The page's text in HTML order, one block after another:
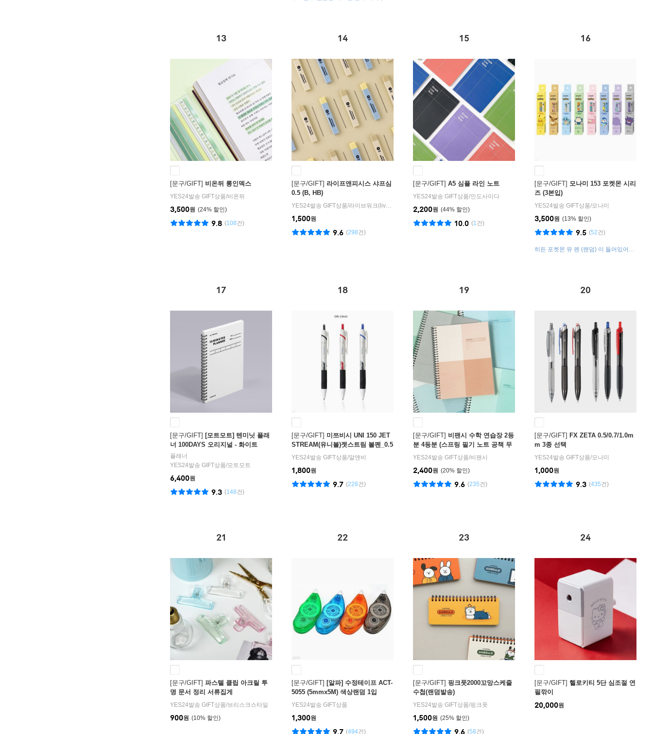
13
[문구/GIFT] 비온뒤 롱인덱스
YES24발송 GIFT상품/비온뒤
24%
3,500원
(108건)
9.8
14
[문구/GIFT] 라이프앤피시스 샤프심
0.5 (B, HB)
YES24발송 GIFT상품/라이브워크(livework)
1,500원
(298건)
9.6
15
[문구/GIFT] A5 심플 라인 노트
YES24발송 GIFT상품/인도사이다
44%
2,200원
(1건)
10.0
16
[문구/GIFT] 모나미 153 포켓몬 시리
즈 (3본입)
YES24발송 GIFT상품/모나미
13%
3,500원
(52건)
9.5
히든 포켓몬 뮤 펜 (랜덤) 이 들어있어요!
17
[문구/GIFT] [모트모트] 텐미닛 플래
너 100DAYS 오리지널 - 화이트
플래너
YES24발송 GIFT상품/모트모트
6,400원
(148건)
9.3
18
[문구/GIFT] 미쯔비시 UNI 150 JET
STREAM(유니볼)젯스트림 볼펜_0.5
mm_블랙
YES24발송 GIFT상품/알앤비
1,800원
(228건)
9.7
19
[문구/GIFT] 비팬시 수학 연습장 2등
분 4등분 (스프링 필기 노트 공책 무
지 오답)
YES24발송 GIFT상품/비팬시
20%
2,400원
(235건)
9.6
20
[문구/GIFT] FX ZETA 0.5/0.7/1.0m
m 3종 선택
YES24발송 GIFT상품/모나미
1,000원
(435건)
9.3
21
[문구/GIFT] 파스텔 클립 아크릴 투
명 문서 정리 서류집게
YES24발송 GIFT상품/브리스크스타일
10%
900원
22
[문구/GIFT] [알파] 수정테이프 ACT-
5055 (5mmx5M) 색상랜덤 1입
YES24발송 GIFT상품
1,300원
(494건)
9.7
23
[문구/GIFT] 핑크풋2000꼬망스케줄
수첩(랜덤발송)
YES24발송 GIFT상품/핑크풋
25%
1,500원
(58건)
9.6
24
[문구/GIFT] 헬로키티 5단 심조절 연
필깎이
20,000원